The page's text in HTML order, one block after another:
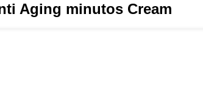
Aging minutos Cream